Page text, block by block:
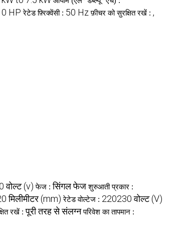
HP रेटेड फ़्रिक्वेंसी : 50 Hz फ़ीचर को सुरक्षित रखें : ,
वोल्ट (v) फेज :सिंगल फेज शुरुआती प्रकार :
मिलीमीटर (mm) रेटेड वोल्टेज : 220230 वोल्ट (V)
रखें :पूरी तरह से संलग्न परिवेश का तापमान :